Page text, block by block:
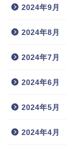
2024年9月
2024年8月
2024年7月
2024年6月
2024年5月
2024年4月